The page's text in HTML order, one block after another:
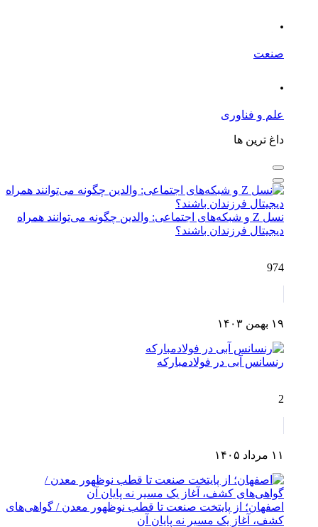
.
صنعت
.
علم و فناوری
داغ ترین ها
نسل Z و شبکه‌های اجتماعی: والدین چگونه می‌توانند همراه
دیجیتال فرزندان باشند؟
974
۱۹ بهمن ۱۴۰۳
رنسانس آبی در فولادمبارکه
2
۱۱ مرداد ۱۴۰۵
اصفهان؛ از پایتخت صنعت تا قطب نوظهور معدن / گواهی‌های
کشف، آغاز یک مسیر نه پایان آن